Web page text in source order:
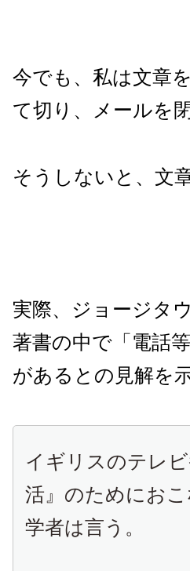
今でも、私は文章
て切り、メールを
そうしないと、文
実際、ジョージタ
著書の中で「電話
があるとの見解を
イギリスのテレ
活』のためにお
学者は言う。